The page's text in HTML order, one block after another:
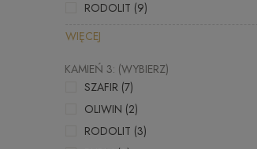
RODOLIT (9)
WIĘCEJ
KAMIEŃ 3: (WYBIERZ)
SZAFIR (7)
OLIWIN (2)
RODOLIT (3)